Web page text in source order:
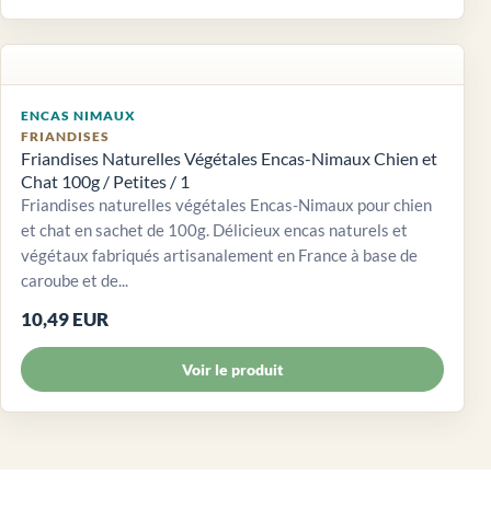
ENCAS NIMAUX
FRIANDISES
Friandises Naturelles Végétales Encas-Nimaux Chien et
Chat 100g / Petites / 1
Friandises naturelles végétales Encas-Nimaux pour chien
et chat en sachet de 100g. Délicieux encas naturels et
végétaux fabriqués artisanalement en France à base de
caroube et de...
10,49 EUR
Voir le produit